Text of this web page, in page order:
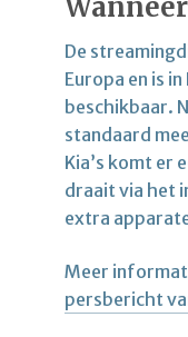
De
Europa en is
beschikbaar.
standaard
Kia’s komt er
draait via het
extra
Meer
persbericht